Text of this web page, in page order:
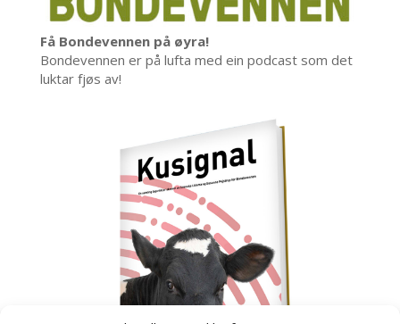
Få Bondevennen på øyra!
Bondevennen er på lufta med ein podcast som det
luktar fjøs av!